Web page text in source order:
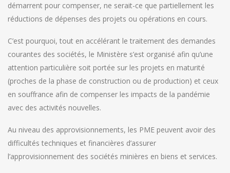
démarrent pour compenser, ne serait-ce que partiellement les
réductions de dépenses des projets ou opérations en cours.
C’est pourquoi, tout en accélérant le traitement des demandes
courantes des sociétés, le Ministère s’est organisé afin qu’une
attention particulière soit portée sur les projets en maturité
(proches de la phase de construction ou de production) et ceux
en souffrance afin de compenser les impacts de la pandémie
avec des activités nouvelles.
Au niveau des approvisionnements, les PME peuvent avoir des
difficultés techniques et financières d’assurer
l’approvisionnement des sociétés minières en biens et services.